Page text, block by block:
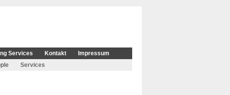
Services Kontakt
Impressum
Services